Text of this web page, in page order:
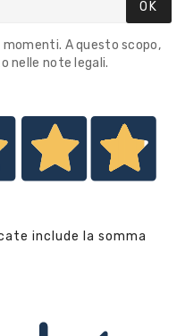
OK
momenti. A questo scopo,
nelle note legali.
include la somma